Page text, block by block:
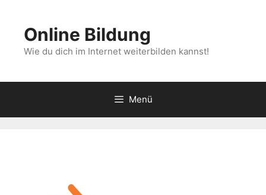
springenOnline Bildung
Wie du dich im Internet weiterbilden kannst!
Menü